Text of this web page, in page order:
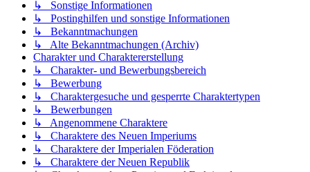
↳ Sonstige Informationen
↳ Postinghilfen und sonstige Informationen
↳ Bekanntmachungen
↳ Alte Bekanntmachungen (Archiv)
Charakter und Charaktererstellung
↳ Charakter- und Bewerbungsbereich
↳ Bewerbung
↳ Charaktergesuche und gesperrte Charaktertypen
↳ Bewerbungen
↳ Angenommene Charaktere
↳ Charaktere des Neuen Imperiums
↳ Charaktere der Imperialen Föderation
↳ Charaktere der Neuen Republik